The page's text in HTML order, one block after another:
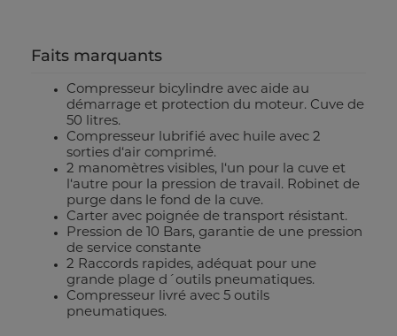
Faits marquants
Compresseur bicylindre avec aide au
démarrage et protection du moteur. Cuve de
50 litres.
Compresseur lubrifié avec huile avec 2
sorties d‘air comprimé.
2 manomètres visibles, l‘un pour la cuve et
l‘autre pour la pression de travail. Robinet de
purge dans le fond de la cuve.
Carter avec poignée de transport résistant.
Pression de 10 Bars, garantie de une pression
de service constante
2 Raccords rapides, adéquat pour une
grande plage d´outils pneumatiques.
Compresseur livré avec 5 outils
pneumatiques.